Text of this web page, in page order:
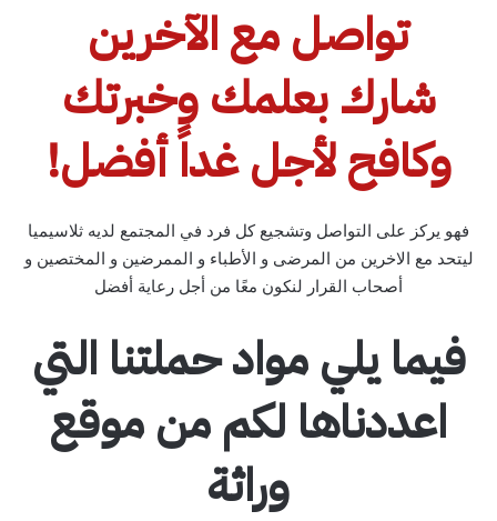
تواصل مع الآخرين
شارك بعلمك وخبرتك
وكافح لأجل غداً أفضل!
فهو يركز على التواصل وتشجيع كل فرد في المجتمع لديه ثلاسيميا
ليتحد مع الاخرين من المرضى و الأطباء و الممرضين و المختصين و
أصحاب القرار لنكون معًا من أجل رعاية أفضل
فيما يلي مواد حملتنا التي
اعددناها لكم من موقع
وراثة